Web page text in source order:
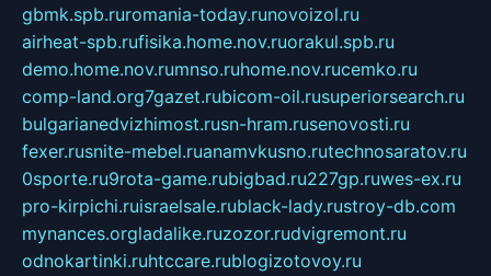
gbmk.spb.ruromania-today.runovoizol.ru
airheat-spb.rufisika.home.nov.ruorakul.spb.ru
demo.home.nov.rumnso.ruhome.nov.rucemko.ru
comp-land.org7gazet.rubicom-oil.rusuperiorsearch.ru
bulgarianedvizhimost.rusn-hram.rusenovosti.ru
fexer.rusnite-mebel.ruanamvkusno.rutechnosaratov.ru
0sporte.ru9rota-game.rubigbad.ru227gp.ruwes-ex.ru
pro-kirpichi.ruisraelsale.rublack-lady.rustroy-db.com
mynances.orgladalike.ruzozor.rudvigremont.ru
odnokartinki.ruhtccare.rublogizotovoy.ru